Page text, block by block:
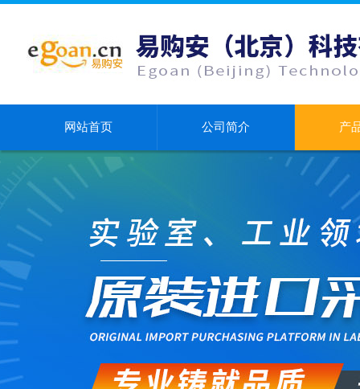
网站首页 公司简介 产